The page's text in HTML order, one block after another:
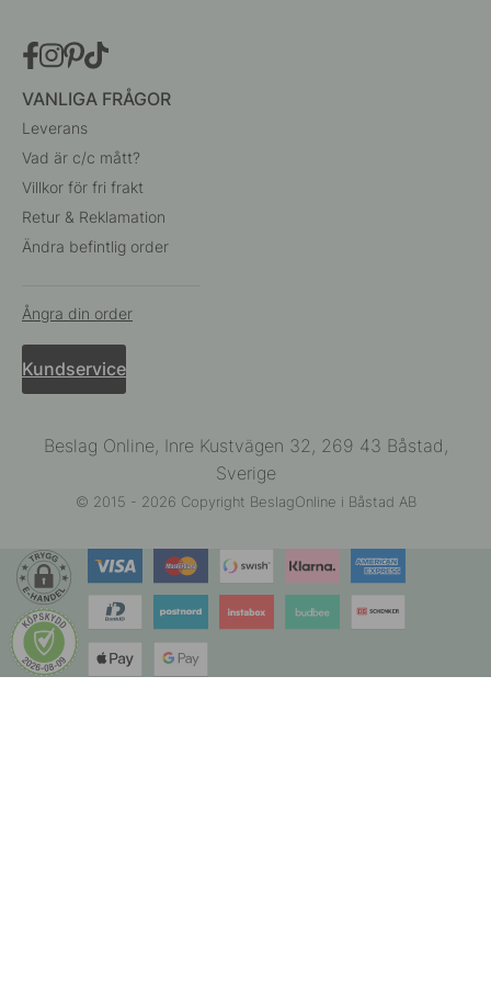
VANLIGA FRÅGOR
Leverans
Vad är c/c mått?
Villkor för fri frakt
Retur & Reklamation
Ändra befintlig order
Ångra din order
Kundservice
Beslag Online, Inre Kustvägen 32, 269 43 Båstad,
Sverige
© 2015 - 2026 Copyright BeslagOnline i Båstad AB